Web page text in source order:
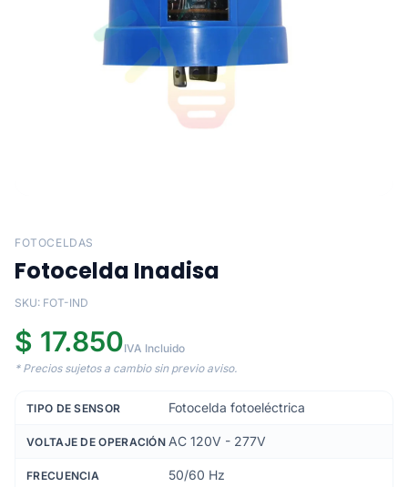
FOTOCELDAS
Fotocelda Inadisa
SKU: FOT-IND
$ 17.850IVA Incluido
* Precios sujetos a cambio sin previo aviso.
TIPO DE SENSOR Fotocelda fotoeléctrica
VOLTAJE DE OPERACIÓN AC 120V - 277V
FRECUENCIA 50/60 Hz